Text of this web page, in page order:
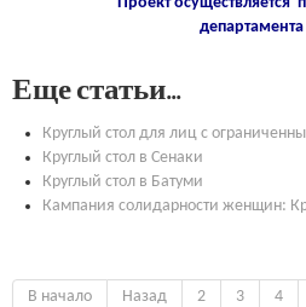
Еще статьи...
Круглый стол для лиц с
Круглый стол в Сенаки
Круглый стол в Батуми
Кампания солидарности женщин:
В начало Назад 2 3 4